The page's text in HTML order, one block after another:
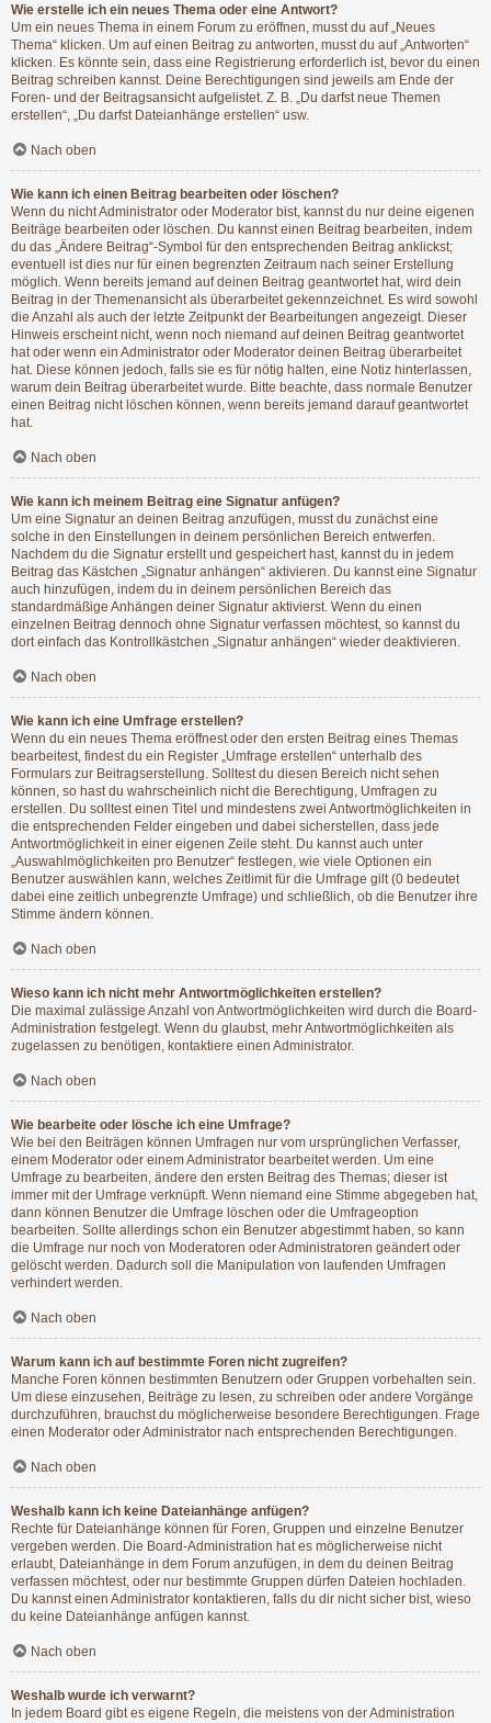
Wie erstelle ich ein neues Thema oder eine Antwort?
Um ein neues Thema in einem Forum zu eröffnen, musst du auf „Neues
Thema“ klicken. Um auf einen Beitrag zu antworten, musst du auf „Antworten“
klicken. Es könnte sein, dass eine Registrierung erforderlich ist, bevor du einen
Beitrag schreiben kannst. Deine Berechtigungen sind jeweils am Ende der
Foren- und der Beitragsansicht aufgelistet. Z. B. „Du darfst neue Themen
erstellen“, „Du darfst Dateianhänge erstellen“ usw.
Nach oben
Wie kann ich einen Beitrag bearbeiten oder löschen?
Wenn du nicht Administrator oder Moderator bist, kannst du nur deine eigenen
Beiträge bearbeiten oder löschen. Du kannst einen Beitrag bearbeiten, indem
du das „Ändere Beitrag“-Symbol für den entsprechenden Beitrag anklickst;
eventuell ist dies nur für einen begrenzten Zeitraum nach seiner Erstellung
möglich. Wenn bereits jemand auf deinen Beitrag geantwortet hat, wird dein
Beitrag in der Themenansicht als überarbeitet gekennzeichnet. Es wird sowohl
die Anzahl als auch der letzte Zeitpunkt der Bearbeitungen angezeigt. Dieser
Hinweis erscheint nicht, wenn noch niemand auf deinen Beitrag geantwortet
hat oder wenn ein Administrator oder Moderator deinen Beitrag überarbeitet
hat. Diese können jedoch, falls sie es für nötig halten, eine Notiz hinterlassen,
warum dein Beitrag überarbeitet wurde. Bitte beachte, dass normale Benutzer
einen Beitrag nicht löschen können, wenn bereits jemand darauf geantwortet
hat.
Nach oben
Wie kann ich meinem Beitrag eine Signatur anfügen?
Um eine Signatur an deinen Beitrag anzufügen, musst du zunächst eine
solche in den Einstellungen in deinem persönlichen Bereich entwerfen.
Nachdem du die Signatur erstellt und gespeichert hast, kannst du in jedem
Beitrag das Kästchen „Signatur anhängen“ aktivieren. Du kannst eine Signatur
auch hinzufügen, indem du in deinem persönlichen Bereich das
standardmäßige Anhängen deiner Signatur aktivierst. Wenn du einen
einzelnen Beitrag dennoch ohne Signatur verfassen möchtest, so kannst du
dort einfach das Kontrollkästchen „Signatur anhängen“ wieder deaktivieren.
Nach oben
Wie kann ich eine Umfrage erstellen?
Wenn du ein neues Thema eröffnest oder den ersten Beitrag eines Themas
bearbeitest, findest du ein Register „Umfrage erstellen“ unterhalb des
Formulars zur Beitragserstellung. Solltest du diesen Bereich nicht sehen
können, so hast du wahrscheinlich nicht die Berechtigung, Umfragen zu
erstellen. Du solltest einen Titel und mindestens zwei Antwortmöglichkeiten in
die entsprechenden Felder eingeben und dabei sicherstellen, dass jede
Antwortmöglichkeit in einer eigenen Zeile steht. Du kannst auch unter
„Auswahlmöglichkeiten pro Benutzer“ festlegen, wie viele Optionen ein
Benutzer auswählen kann, welches Zeitlimit für die Umfrage gilt (0 bedeutet
dabei eine zeitlich unbegrenzte Umfrage) und schließlich, ob die Benutzer ihre
Stimme ändern können.
Nach oben
Wieso kann ich nicht mehr Antwortmöglichkeiten erstellen?
Die maximal zulässige Anzahl von Antwortmöglichkeiten wird durch die Board-
Administration festgelegt. Wenn du glaubst, mehr Antwortmöglichkeiten als
zugelassen zu benötigen, kontaktiere einen Administrator.
Nach oben
Wie bearbeite oder lösche ich eine Umfrage?
Wie bei den Beiträgen können Umfragen nur vom ursprünglichen Verfasser,
einem Moderator oder einem Administrator bearbeitet werden. Um eine
Umfrage zu bearbeiten, ändere den ersten Beitrag des Themas; dieser ist
immer mit der Umfrage verknüpft. Wenn niemand eine Stimme abgegeben hat,
dann können Benutzer die Umfrage löschen oder die Umfrageoption
bearbeiten. Sollte allerdings schon ein Benutzer abgestimmt haben, so kann
die Umfrage nur noch von Moderatoren oder Administratoren geändert oder
gelöscht werden. Dadurch soll die Manipulation von laufenden Umfragen
verhindert werden.
Nach oben
Warum kann ich auf bestimmte Foren nicht zugreifen?
Manche Foren können bestimmten Benutzern oder Gruppen vorbehalten sein.
Um diese einzusehen, Beiträge zu lesen, zu schreiben oder andere Vorgänge
durchzuführen, brauchst du möglicherweise besondere Berechtigungen. Frage
einen Moderator oder Administrator nach entsprechenden Berechtigungen.
Nach oben
Weshalb kann ich keine Dateianhänge anfügen?
Rechte für Dateianhänge können für Foren, Gruppen und einzelne Benutzer
vergeben werden. Die Board-Administration hat es möglicherweise nicht
erlaubt, Dateianhänge in dem Forum anzufügen, in dem du deinen Beitrag
verfassen möchtest, oder nur bestimmte Gruppen dürfen Dateien hochladen.
Du kannst einen Administrator kontaktieren, falls du dir nicht sicher bist, wieso
du keine Dateianhänge anfügen kannst.
Nach oben
Weshalb wurde ich verwarnt?
In jedem Board gibt es eigene Regeln, die meistens von der Administration